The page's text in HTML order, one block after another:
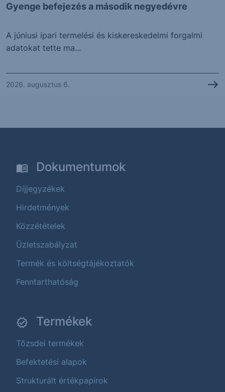
Gyenge befejezés a második negyedévre
A júniusi ipari termelési és kiskereskedelmi forgalmi
adatokat tette ma...
2026. augusztus 6.
Dokumentumok
Díjjegyzékek
Hirdetmények
Közzétételek
Üzletszabályzat
Termék és költségtájékoztatók
Fenntarthatóság
Termékek
Tőzsdei termékek
Befektetési alapok
Strukturált értékpapírok